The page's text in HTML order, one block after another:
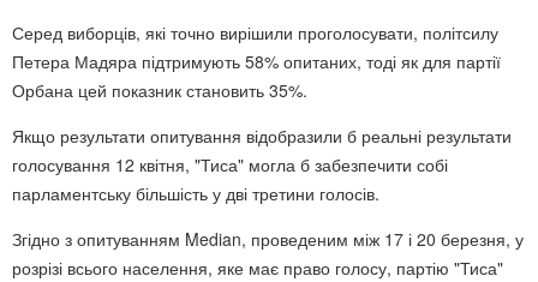
Серед виборців, які точно вирішили проголосувати, політсилу
Петера Мадяра підтримують 58% опитаних, тоді як для партії
Орбана цей показник становить 35%.
Якщо результати опитування відобразили б реальні результати
голосування 12 квітня, "Тиса" могла б забезпечити собі
парламентську більшість у дві третини голосів.
Згідно з опитуванням Median, проведеним між 17 і 20 березня, у
розрізі всього населення, яке має право голосу, партію "Тиса"